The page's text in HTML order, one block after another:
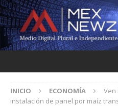
INICIO ECONOMÍA
Ven
instalación de panel por maíz